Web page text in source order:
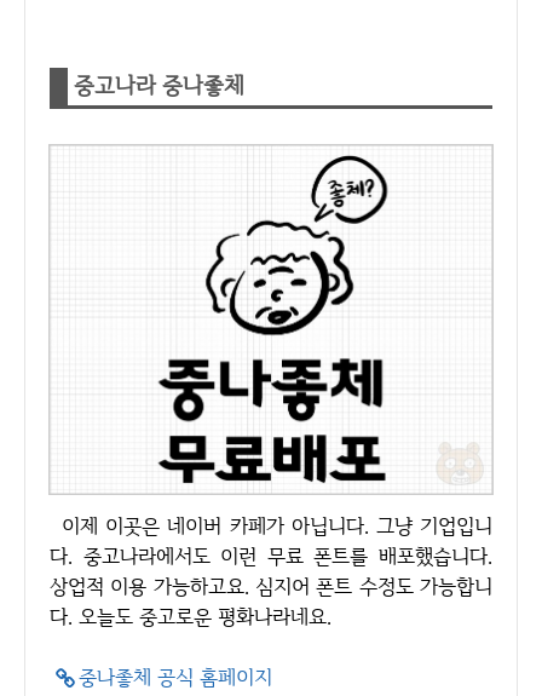
중고나라 중나좋체
이제 이곳은 네이버 카페가 아닙니다. 그냥 기업입니
다. 중고나라에서도 이런 무료 폰트를 배포했습니다.
상업적 이용 가능하고요. 심지어 폰트 수정도 가능합니
다. 오늘도 중고로운 평화나라네요.
중나좋체 공식 홈페이지